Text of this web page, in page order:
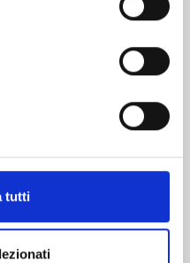
tutti